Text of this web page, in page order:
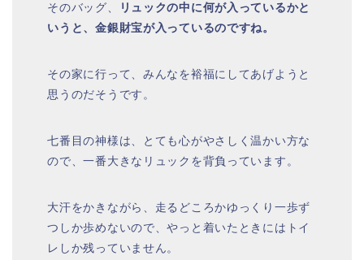
そのバッグ、
リュックの中に何が入っているかと
いうと、金銀財宝が入っているのですね。
その家に行って、みんなを裕福にしてあげようと
思うのだそうです。
七番目の神様は、とても心がやさしく温かい方な
ので、一番大きなリュックを背負っています。
大汗をかきながら、走るどころかゆっくり一歩ず
つしか歩めないので、やっと着いたときにはトイ
レしか残っていません。